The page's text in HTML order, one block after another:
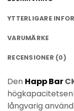
YTTERLIGARE
VARUMÄRKE
RECENSIONER (0)
Den Happ Bar
långvarig